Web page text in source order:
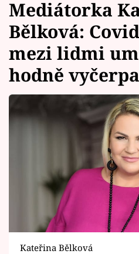
Témata
Celebrity
Vztahy
Seriály
Sledujte prima+
Filmový festival
Mediátorka
Bělková:
mezi lidmi
hodně
Kateřina Bělková